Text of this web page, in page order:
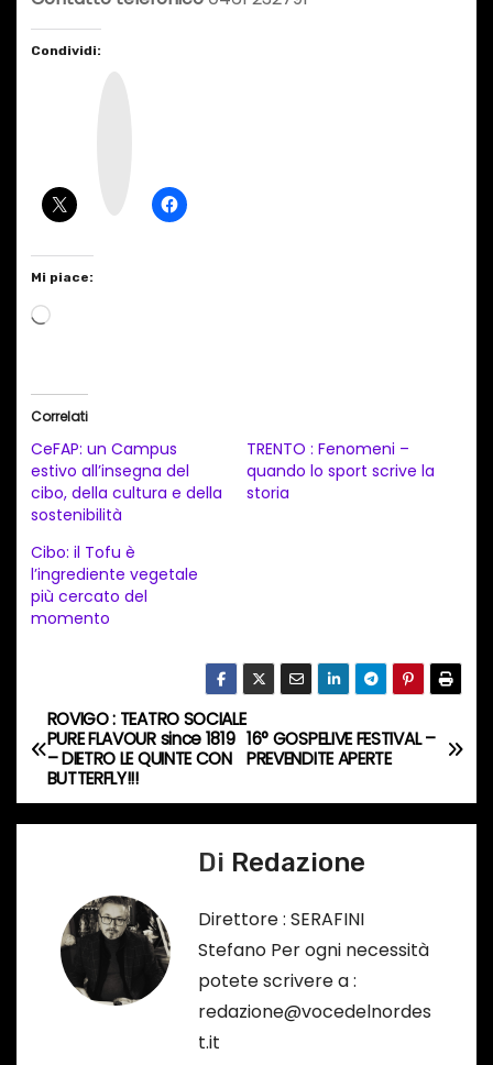
Condividi:
Mi piace:
C
a
m
e
n
t
o
c
o
r
s
Correlati
CeFAP: un Campus
estivo all’insegna del
cibo, della cultura e della
sostenibilità
TRENTO : Fenomeni –
quando lo sport scrive la
storia
Cibo: il Tofu è
l’ingrediente vegetale
più cercato del
momento
N
a
v
16° GOSPELIVE FESTIVAL –
PREVENDITE APERTE
ROVIGO : TEATRO SOCIALE
PURE FLAVOUR since 1819
– DIETRO LE QUINTE CON
BUTTERFLY!!!
Di Redazione
Direttore : SERAFINI
Stefano Per ogni necessità
potete scrivere a :
redazione@vocedelnordes
t.it